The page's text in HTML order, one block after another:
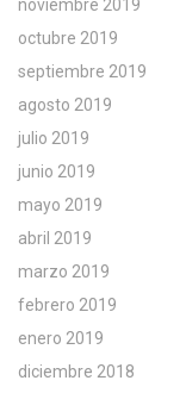
noviembre 2019
octubre 2019
septiembre 2019
agosto 2019
julio 2019
junio 2019
mayo 2019
abril 2019
marzo 2019
febrero 2019
enero 2019
diciembre 2018